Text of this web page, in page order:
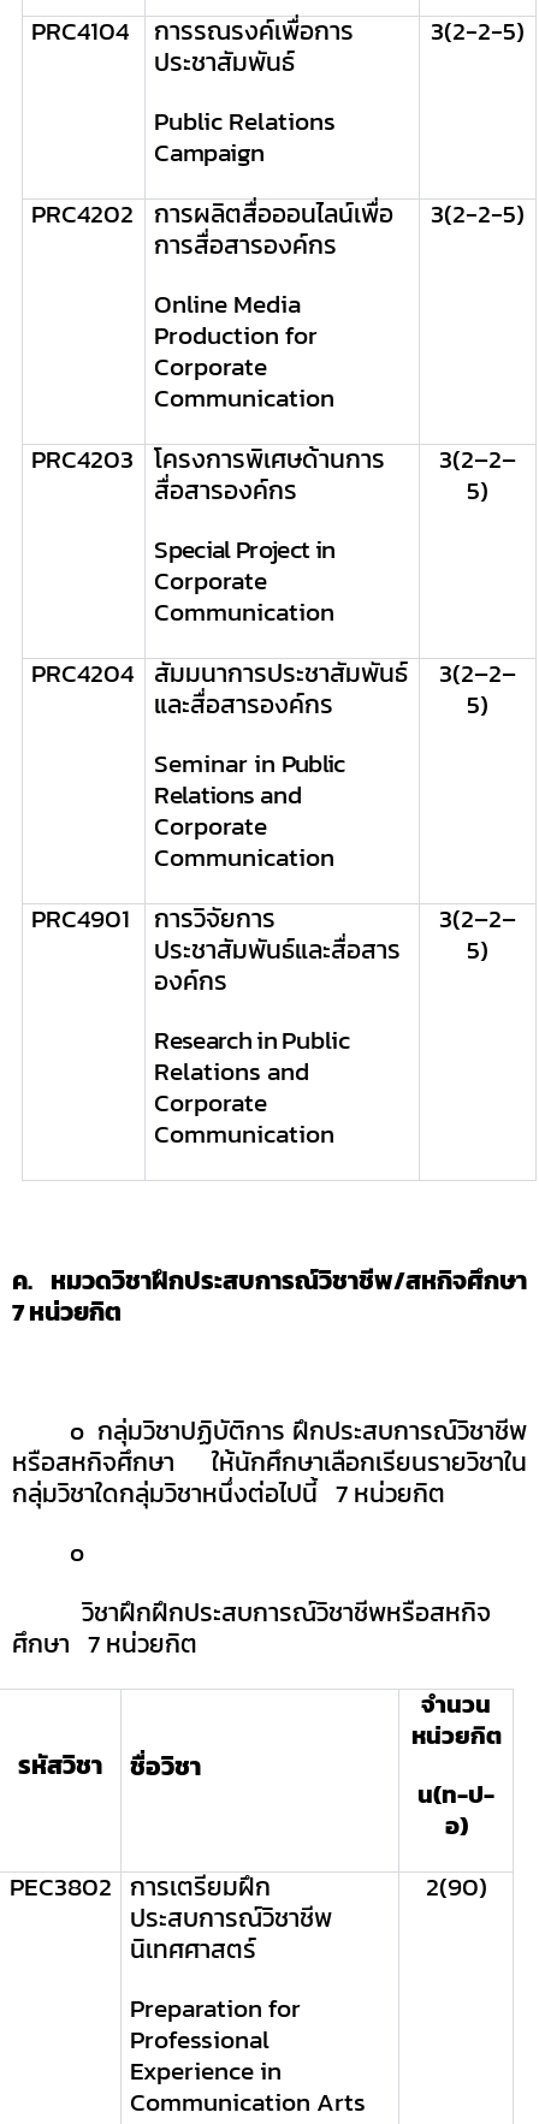
PRC4104
การรณรงค์เพื่อการ
ประชาสัมพันธ์
Public Relations
Campaign
3(2-2-5)
PRC4202 การผลิตสื่อออนไลน์เพื่อ
การสื่อสารองค์กร
Online Media
Production for
Corporate
Communication
3(2-2-5)
PRC4203 โครงการพิเศษด้านการ
สื่อสารองค์กร
Special Project in
Corporate
Communication
3(2–2–
5)
PRC4204 สัมมนาการประชาสัมพันธ์
และสื่อสารองค์กร
Seminar in Public
Relationsand
Corporate
Communication
3(2–2–
5)
PRC4901
การวิจัยการ
ประชาสัมพันธ์และสื่อสาร
องค์กร
Research inPublic
Relations and
Corporate
Communication
3(2–2–
5)
ค. หมวดวิชาฝึกประสบการณ์วิชาชีพ/สหกิจศึกษา
7หน่วยกิต
o กลุ่มวิชาปฏิบัติการ ฝึกประสบการณ์วิชาชีพ
หรือสหกิจศึกษาให้นักศึกษาเลือกเรียนรายวิชาใน
กลุ่มวิชาใดกลุ่มวิชาหนึ่งต่อไปนี้ 7 หน่วยกิต
o
วิชาฝึกฝึกประสบการณ์วิชาชีพหรือสหกิจ
ศึกษา 7 หน่วยกิต
รหัสวิชา ชื่อวิชา
จำนวน
หน่วยกิต
น(ท-ป-
อ)
PEC3802 การเตรียมฝึก
ประสบการณ์วิชาชีพ
นิเทศศาสตร์
Preparation for
Professional
Experience in
Communication Arts
2(90)